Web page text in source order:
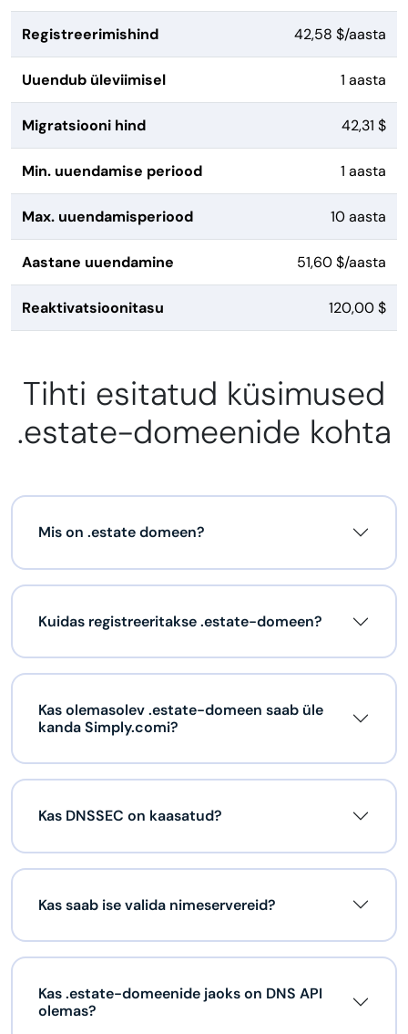
Registreerimishind 42,58 $/aasta
Uuendub üleviimisel 1 aasta
Migratsiooni hind 42,31 $
Min. uuendamise periood 1 aasta
Max. uuendamisperiood 10 aasta
Aastane uuendamine 51,60 $/aasta
Reaktivatsioonitasu 120,00 $
Tihti esitatud küsimused
.estate-domeenide kohta
Mis on .estate domeen?
Kuidas registreeritakse .estate-domeen?
Kas olemasolev .estate-domeen saab üle
kanda Simply.comi?
Kas DNSSEC on kaasatud?
Kas saab ise valida nimeservereid?
Kas .estate-domeenide jaoks on DNS API
olemas?